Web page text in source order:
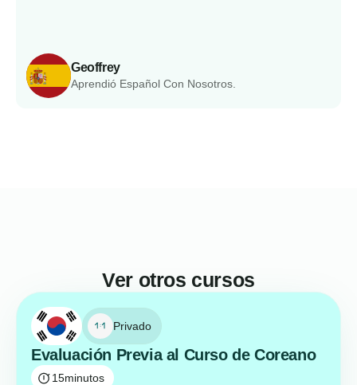
Geoffrey
Aprendió Español Con Nosotros.
Ver otros cursos
Privado
Evaluación Previa al Curso de Coreano
15minutos